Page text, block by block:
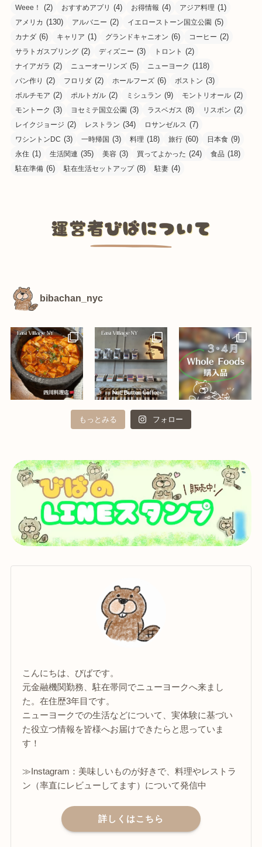
Weee！ (2) おすすめアプリ (4) お得情報 (4) アジア料理 (1)
アメリカ (130) アルバニー (2) イエローストーン国立公園 (5)
カナダ (6) キャリア (1) グランドキャニオン (6) コーヒー (2)
サラトガスプリング (2) ディズニー (3) トロント (2)
ナイアガラ (2) ニューオーリンズ (5) ニューヨーク (118)
パン作り (2) フロリダ (2) ホールフーズ (6) ボストン (3)
ボルチモア (2) ポルトガル (2) ミシュラン (9) モントリオール (2)
モントーク (3) ヨセミテ国立公園 (3) ラスベガス (8) リスボン (2)
レイクジョージ (2) レストラン (34) ロサンゼルス (7)
ワシントンDC (3) 一時帰国 (3) 料理 (18) 旅行 (60) 日本食 (9)
永住 (1) 生活関連 (35) 美容 (3) 買ってよかった (24) 食品 (18)
駐在準備 (6) 駐在生活セットアップ(8) 駐妻 (4)
bibachan_nyc
もっとみる フォロー
こんにちは、びばです。
元金融機関勤務、駐在帯同でニューヨークへ来まし
た。在住歴3年目です。
ニューヨークでの生活などについて、実体験に基づい
た役立つ情報を皆様へお届けできたらと思っていま
す！
≫Instagram：美味しいものが好きで、料理やレストラ
ン（率直にレビューしてます）について発信中
詳しくはこちら